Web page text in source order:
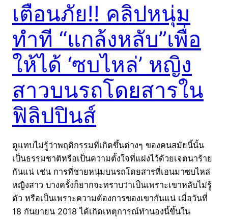
เตือนภัย!! คลิปหนุ่ม
ทำที “แกล้งหลับ”เพื่อ
ให้ได้ ‘ซบไหล่’ หญิง
สาวบนรถโดยสารใน
ฟิลิปปินส์
ดูแทบไม่รู้ว่าพฤติกรรมที่เกิดขึ้นต่างๆ ของคนสมัยนี้นั้น
เป็นธรรมชาติหรือเป็นความตั้งใจที่แฝงไว้ด้วยเจตนาร้าย
กันแน่ เช่น การที่ชายหนุ่มบนรถโดยสารที่เอนมาซบไหล่
หญิงสาว บางครั้งก็ยากจะทราบว่าเป็นเพราะเขาหลับไม่รู้
ตัว หรือเป็นเพราะความต้องการของเขากันแน่ เมื่อวันที่
18 กันยายน 2018 ได้เกิดเหตุการณ์ทำนองนี้ขึ้นใน